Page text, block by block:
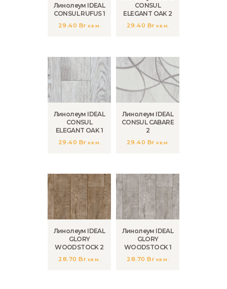
Линолеум IDEAL
CONSUL RUFUS 1
29.40 Br кв.м.
CONSUL
ELEGANT OAK 2
29.40 Br кв.м.
Линолеум IDEAL
CONSUL
ELEGANT OAK 1
29.40 Br кв.м.
Линолеум IDEAL
CONSUL CABARE
2
29.40 Br кв.м.
Линолеум IDEAL
GLORY
WOODSTOCK 2
28.70 Br кв.м.
Линолеум IDEAL
GLORY
WOODSTOCK 1
28.70 Br кв.м.